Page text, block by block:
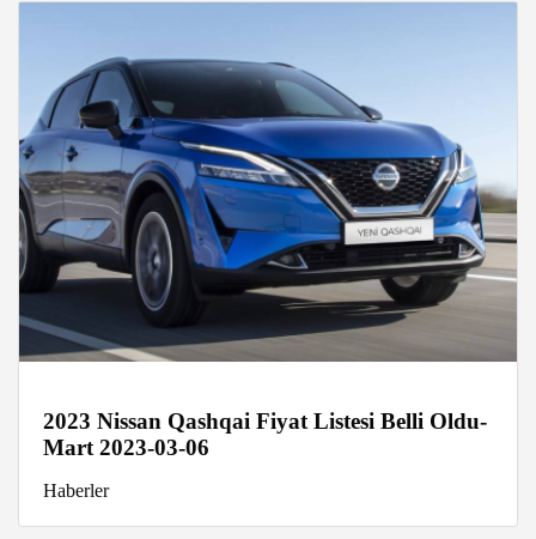
2023 Nissan Qashqai Fiyat Listesi Belli Oldu-
Mart 2023-03-06
Haberler